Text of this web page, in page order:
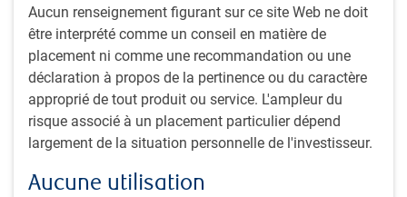
Aucun renseignement figurant sur ce site Web ne doit
être interprété comme un conseil en matière de
placement ni comme une recommandation ou une
déclaration à propos de la pertinence ou du caractère
approprié de tout produit ou service. L'ampleur du
risque associé à un placement particulier dépend
largement de la situation personnelle de l'investisseur.
Aucune utilisation
pèsent sur l’activité. À ce stade avancé du cycle
économique, les taux d’intérêt à court terme approchent
probablement de leur sommet, les obligations sont plus
attrayantes qu’elles ne l’ont été depuis longtemps et les
marchés boursiers sont susceptibles de subir une
correction en cas de récession.